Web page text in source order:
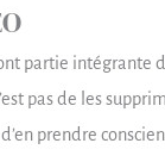
partie intégrante
pas de les
prendre